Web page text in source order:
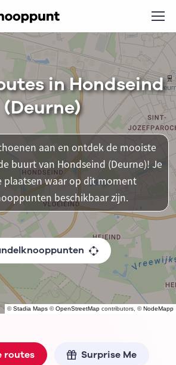
©Stadia Maps ©OpenStreetMap contributors, ©NodeMapp
in Hondseind
(Deurne)
aan en ontdek de mooiste
buurt van Hondseind (Deurne)! Je
plaatsen waar op dit moment
beschikbaar zijn.
routes Surprise Me